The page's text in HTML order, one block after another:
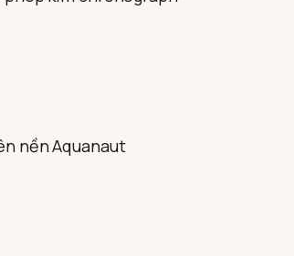
nền Aquanaut